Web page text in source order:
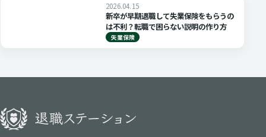
2026.04.15
新卒が早期退職して失業保険をもらうの
は不利？転職で困らない説明の作り方
失業保険